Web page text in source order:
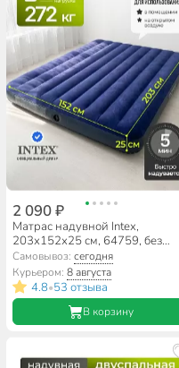
2 090 ₽
Матрас надувной Intex,
203х152х25 см, 64759, без
насоса, флокированный, 272 кг
Самовывоз:сегодня
Курьером:8 августа
4.8•53 отзыва
В корзину